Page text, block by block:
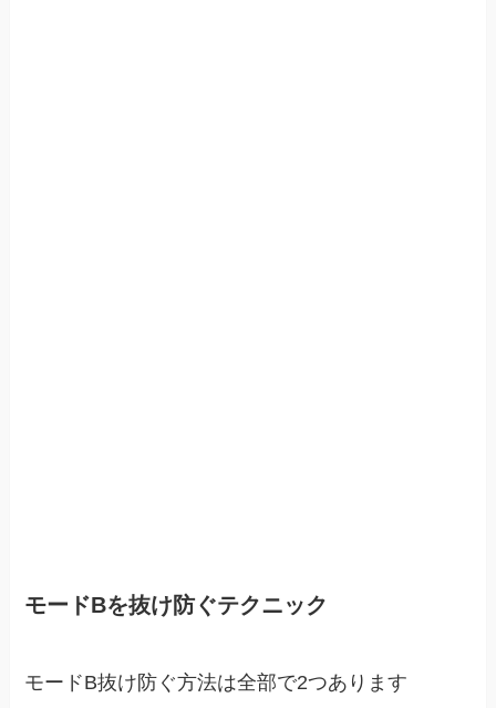
モードBを抜け防ぐテクニック
モードB抜け防ぐ方法は全部で2つあります